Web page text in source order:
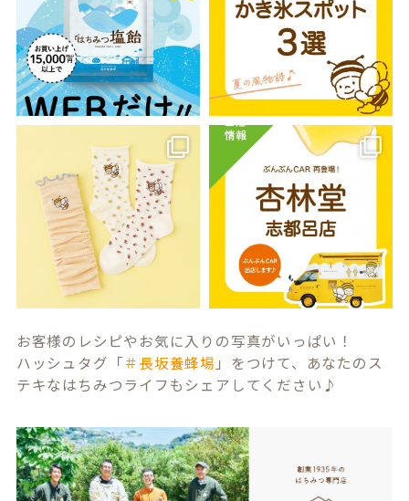
お客様のレシピやお気に入りの写真がいっぱい！
ハッシュタグ「＃長坂養蜂場 」をつけて、あなたのス
テキなはちみつライフもシェアしてください♪